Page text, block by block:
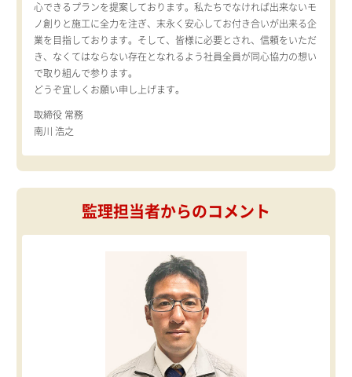
心できるプランを提案しております。私たちでなければ出来ないモ
ノ創りと施工に全力を注ぎ、末永く安心してお付き合いが出来る企
業を目指しております。そして、皆様に必要とされ、信頼をいただ
き、なくてはならない存在となれるよう社員全員が同心協力の想い
で取り組んで参ります。
どうぞ宜しくお願い申し上げます。
取締役 常務
南川 浩之
監理担当者からのコメント